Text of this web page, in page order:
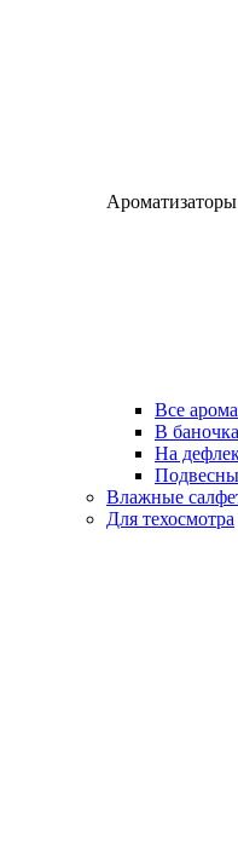
Ароматизаторы
Все
В
На
Влажные
Для техосмотра